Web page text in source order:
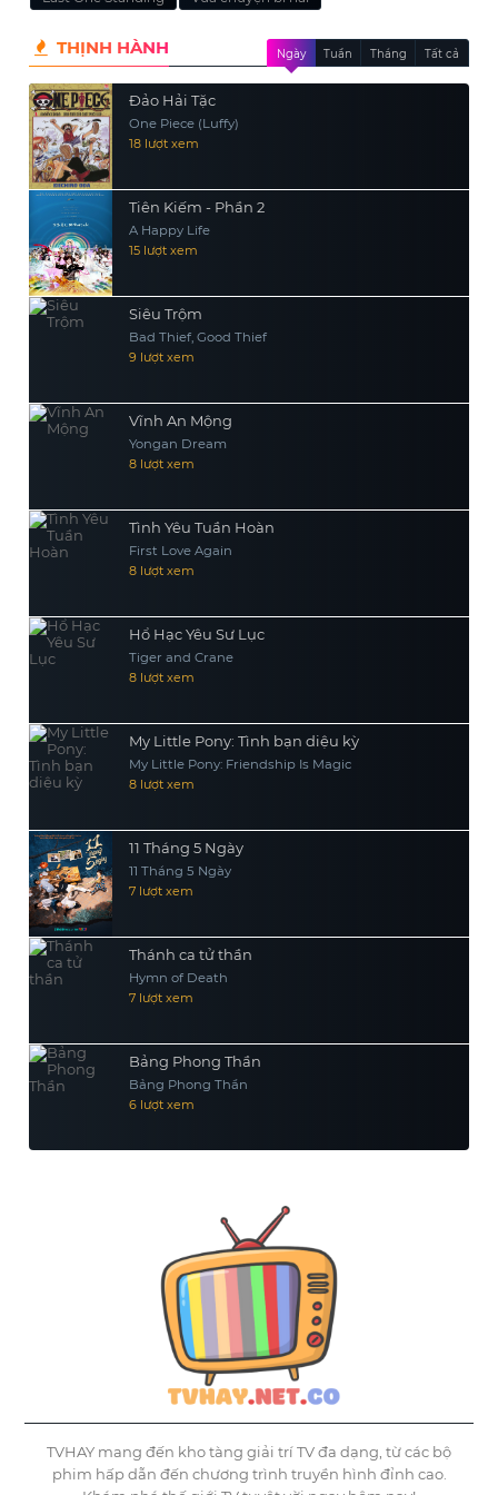
THỊNH HÀNH Ngày Tuần Tháng Tất cả
Đảo Hải Tặc
One Piece (Luffy)
18 lượt xem
Tiên Kiếm - Phần 2
A Happy Life
15 lượt xem
Siêu Trộm
Bad Thief, Good Thief
9 lượt xem
Vĩnh An Mộng
Yongan Dream
8 lượt xem
Tình Yêu Tuần Hoàn
First Love Again
8 lượt xem
Hổ Hạc Yêu Sư Lục
Tiger and Crane
8 lượt xem
My Little Pony: Tình bạn diệu kỳ
My Little Pony: Friendship Is Magic
8 lượt xem
11 Tháng 5 Ngày
11 Tháng 5 Ngày
7 lượt xem
Thánh ca tử thần
Hymn of Death
7 lượt xem
Bảng Phong Thần
Bảng Phong Thần
6 lượt xem
TVHAY mang đến kho tàng giải trí TV đa dạng, từ các bộ
phim hấp dẫn đến chương trình truyền hình đỉnh cao.